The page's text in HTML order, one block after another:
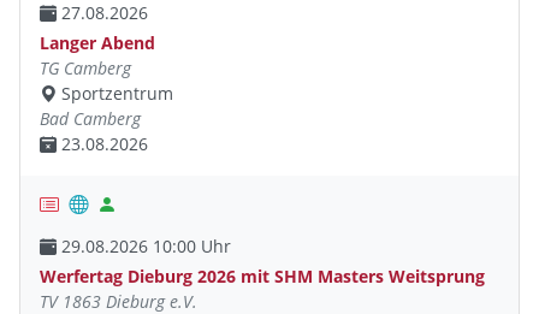
27.08.2026
Langer Abend
TG Camberg
Sportzentrum
Bad Camberg
23.08.2026
29.08.2026 10:00 Uhr
Werfertag Dieburg 2026 mit SHM Masters Weitsprung
TV 1863 Dieburg e.V.